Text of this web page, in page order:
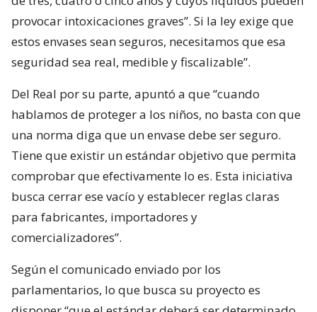
provocar intoxicaciones graves”. Si la ley exige que
estos envases sean seguros, necesitamos que esa
seguridad sea real, medible y fiscalizable”.
Del Real por su parte, apuntó a que “cuando
hablamos de proteger a los niños, no basta con que
una norma diga que un envase debe ser seguro.
Tiene que existir un estándar objetivo que permita
comprobar que efectivamente lo es. Esta iniciativa
busca cerrar ese vacío y establecer reglas claras
para fabricantes, importadores y
comercializadores”.
Según el comunicado enviado por los
parlamentarios, lo que busca su proyecto es